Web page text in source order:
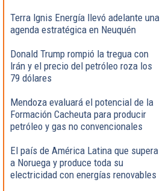
Terra Ignis Energía llevó adelante una
agenda estratégica en Neuquén
Donald Trump rompió la tregua con
Irán y el precio del petróleo roza los
79 dólares
Mendoza evaluará el potencial de la
Formación Cacheuta para producir
petróleo y gas no convencionales
El país de América Latina que supera
a Noruega y produce toda su
electricidad con energías renovables